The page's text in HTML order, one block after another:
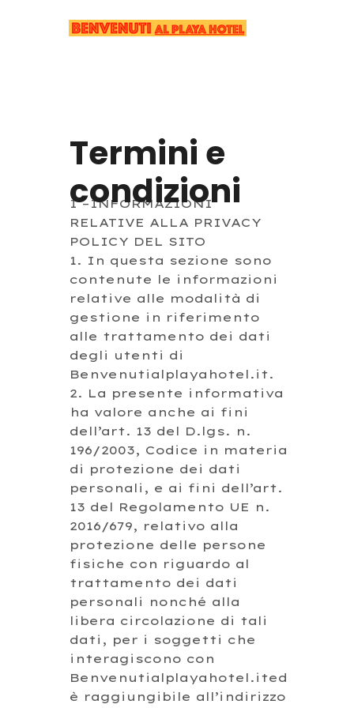
Termini e
condizioni
I –INFORMAZIONI
RELATIVE ALLA PRIVACY
POLICY DEL SITO
1. In questa sezione sono
contenute le informazioni
relative alle modalità di
gestione in riferimento
alle trattamento dei dati
degli utenti di
Benvenutialplayahotel.it.
2. La presente informativa
ha valore anche ai fini
dell’art. 13 del D.lgs. n.
196/2003, Codice in materia
di protezione dei dati
personali, e ai fini dell’art.
13 del Regolamento UE n.
2016/679, relativo alla
protezione delle persone
fisiche con riguardo al
trattamento dei dati
personali nonché alla
libera circolazione di tali
dati, per i soggetti che
interagiscono con
Benvenutialplayahotel.ited
è raggiungibile all’indirizzo